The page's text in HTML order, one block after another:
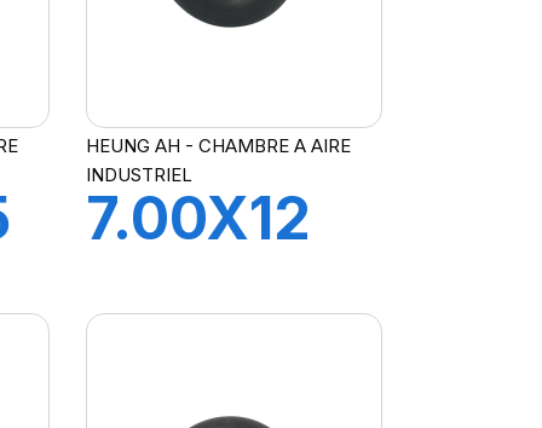
HEUNG AH - CHAMBRE A AIRE
INDUSTRIEL
7.00X12